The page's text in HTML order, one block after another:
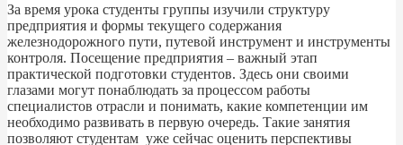
За время урока студенты группы изучили структуру
предприятия и формы текущего содержания
железнодорожного пути, путевой инструмент и инструменты
контроля. Посещение предприятия – важный этап
практической подготовки студентов. Здесь они своими
глазами могут понаблюдать за процессом работы
специалистов отрасли и понимать, какие компетенции им
необходимо развивать в первую очередь. Такие занятия
позволяют студентам уже сейчас оценить перспективы